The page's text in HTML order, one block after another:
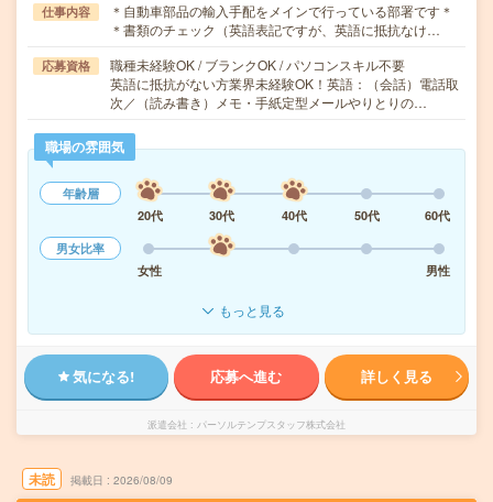
仕事内容
＊自動車部品の輸入手配をメインで行っている部署です＊
＊書類のチェック（英語表記ですが、英語に抵抗なけ…
応募資格
職種未経験OK / ブランクOK / パソコンスキル不要
英語に抵抗がない方業界未経験OK！英語：（会話）電話取
次／（読み書き）メモ・手紙定型メールやりとりの…
職場の雰囲気
年齢層
20代
30代 40代 50代
60代
男女比率
女性
男性
もっと見る
気になる! 応募へ進む 詳しく見る
派遣会社 パーソルテンプスタッフ株式会社
未読 掲載日 2026/08/09